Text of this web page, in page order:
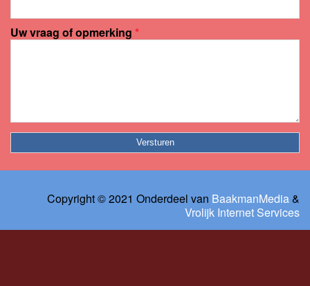
Uw vraag of opmerking *
Copyright © 2021 Onderdeel van BaakmanMedia&
Vrolijk Internet Services